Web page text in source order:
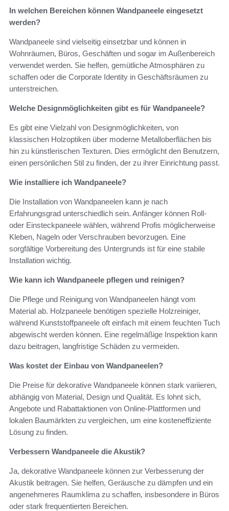
In welchen Bereichen können Wandpaneele eingesetzt
werden?
Wandpaneele sind vielseitig einsetzbar und können in
Wohnräumen, Büros, Geschäften und sogar im Außenbereich
verwendet werden. Sie helfen, gemütliche Atmosphären zu
schaffen oder die Corporate Identity in Geschäftsräumen zu
unterstreichen.
Welche Designmöglichkeiten gibt es für Wandpaneele?
Es gibt eine Vielzahl von Designmöglichkeiten, von
klassischen Holzoptiken über moderne Metalloberflächen bis
hin zu künstlerischen Texturen. Dies ermöglicht den Benutzern,
einen persönlichen Stil zu finden, der zu ihrer Einrichtung passt.
Wie installiere ich Wandpaneele?
Die Installation von Wandpaneelen kann je nach
Erfahrungsgrad unterschiedlich sein. Anfänger können Roll-
oder Einsteckpaneele wählen, während Profis möglicherweise
Kleben, Nageln oder Verschrauben bevorzugen. Eine
sorgfältige Vorbereitung des Untergrunds ist für eine stabile
Installation wichtig.
Wie kann ich Wandpaneele pflegen und reinigen?
Die Pflege und Reinigung von Wandpaneelen hängt vom
Material ab. Holzpaneele benötigen spezielle Holzreiniger,
während Kunststoffpaneele oft einfach mit einem feuchten Tuch
abgewischt werden können. Eine regelmäßige Inspektion kann
dazu beitragen, langfristige Schäden zu vermeiden.
Was kostet der Einbau von Wandpaneelen?
Die Preise für dekorative Wandpaneele können stark variieren,
abhängig von Material, Design und Qualität. Es lohnt sich,
Angebote und Rabattaktionen von Online-Plattformen und
lokalen Baumärkten zu vergleichen, um eine kosteneffiziente
Lösung zu finden.
Verbessern Wandpaneele die Akustik?
Ja, dekorative Wandpaneele können zur Verbesserung der
Akustik beitragen. Sie helfen, Geräusche zu dämpfen und ein
angenehmeres Raumklima zu schaffen, insbesondere in Büros
oder stark frequentierten Bereichen.